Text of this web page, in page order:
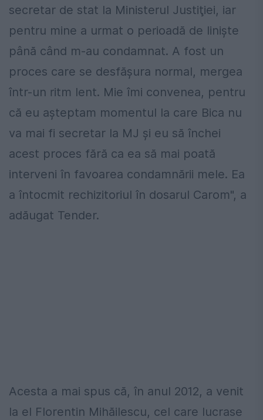
secretar de stat la Ministerul Justiţiei, iar
pentru mine a urmat o perioadă de linişte
până când m-au condamnat. A fost un
proces care se desfăşura normal, mergea
într-un ritm lent. Mie îmi convenea, pentru
că eu aşteptam momentul la care Bica nu
va mai fi secretar la MJ şi eu să închei
acest proces fără ca ea să mai poată
interveni în favoarea condamnării mele. Ea
a întocmit rechizitoriul în dosarul Carom", a
adăugat Tender.
Acesta a mai spus că, în anul 2012, a venit
la el Florentin Mihăilescu, cel care lucrase